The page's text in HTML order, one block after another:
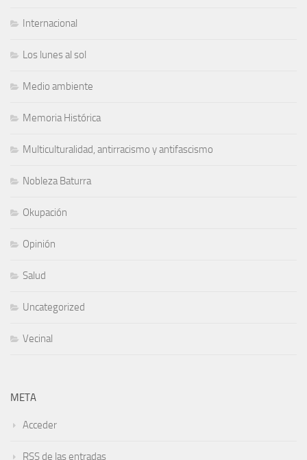
Internacional
Los lunes al sol
Medio ambiente
Memoria Histórica
Multiculturalidad, antirracismo y antifascismo
Nobleza Baturra
Okupación
Opinión
Salud
Uncategorized
Vecinal
META
Acceder
RSS de las entradas